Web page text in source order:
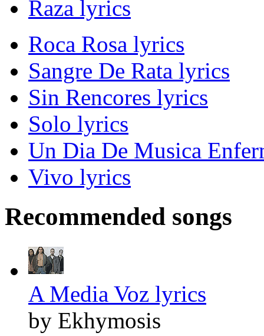
Raza lyrics
Roca Rosa lyrics
Sangre De Rata lyrics
Sin Rencores lyrics
Solo lyrics
Un Dia De Musica
Vivo lyrics
Recommended songs
A Media Voz lyrics
by Ekhymosis